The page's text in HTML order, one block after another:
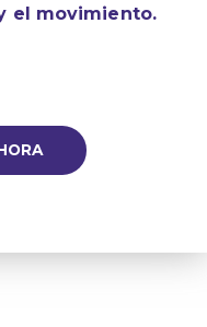
el movimiento.